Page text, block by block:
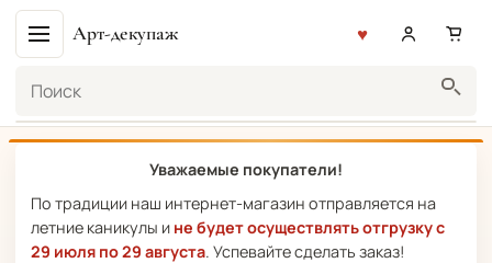
Арт-декупаж
Уважаемые покупатели!
По традиции наш интернет-магазин отправляется на
летние каникулы и не будет осуществлять отгрузку с
29 июля по 29 августа. Успевайте сделать заказ!